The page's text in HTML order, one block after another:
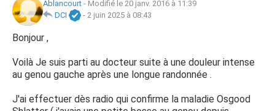
Ablancourt - Modifié le 20 janv. 2016 à 11:39
DCI
- 2 juin 2025 à 08:43
Bonjour ,
Voilà Je suis parti au docteur suite à une douleur intense
au genou gauche après une longue randonnée .
J'ai effectuer dès radio qui confirme la maladie Osgood